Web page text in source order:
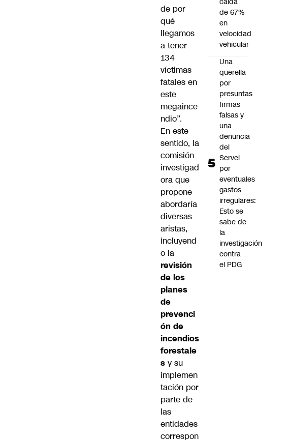
de por
qué
llegamos
a tener
134
víctimas
fatales en
este
megaince
ndio”.
En este
sentido, la
comisión
investigad
ora que
propone
abordaría
diversas
aristas,
incluyend
o la
revisión
de los
planes
de
prevenci
ón de
incendios
forestale
s y su
implemen
tación por
parte de
las
entidades
correspon
de 67%
en
velocidad
vehicular
Una
querella
por
presuntas
firmas
falsas y
una
denuncia
del
Servel
por
eventuales
gastos
irregulares:
Esto se
sabe de
la
investigación
contra
el PDG